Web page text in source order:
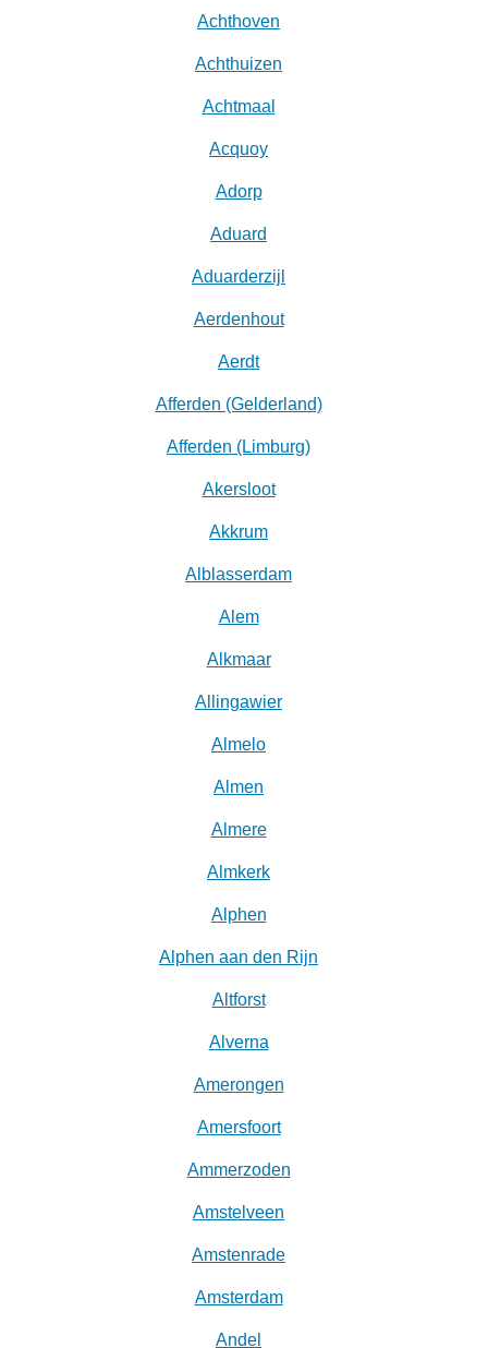
Achthoven
Achthuizen
Achtmaal
Acquoy
Adorp
Aduard
Aduarderzijl
Aerdenhout
Aerdt
Afferden (Gelderland)
Afferden (Limburg)
Akersloot
Akkrum
Alblasserdam
Alem
Alkmaar
Allingawier
Almelo
Almen
Almere
Almkerk
Alphen
Alphen aan den Rijn
Altforst
Alverna
Amerongen
Amersfoort
Ammerzoden
Amstelveen
Amstenrade
Amsterdam
Andel